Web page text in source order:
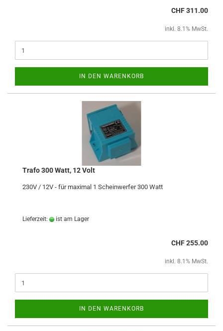
CHF 311.00
inkl. 8.1% MwSt.
IN DEN WARENKORB
Trafo 300 Watt, 12 Volt
230V / 12V - für maximal 1 Scheinwerfer 300 Watt
Lieferzeit: ist am Lager
CHF 255.00
inkl. 8.1% MwSt.
IN DEN WARENKORB